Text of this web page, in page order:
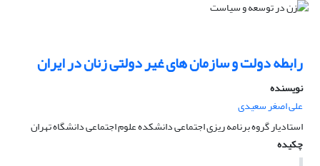
رابطه دولت و سازمان های غیر دولتی زنان در ایران
نویسنده
علی اصغر سعیدی
استادیار گروه برنامه ریزی اجتماعی دانشکده علوم اجتماعی دانشگاه تهران
چکیده